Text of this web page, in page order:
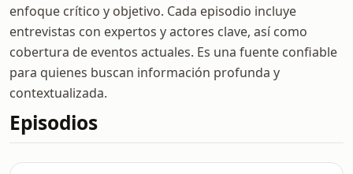
enfoque crítico y objetivo. Cada episodio incluye
entrevistas con expertos y actores clave, así como
cobertura de eventos actuales. Es una fuente confiable
para quienes buscan información profunda y
contextualizada.
Episodios